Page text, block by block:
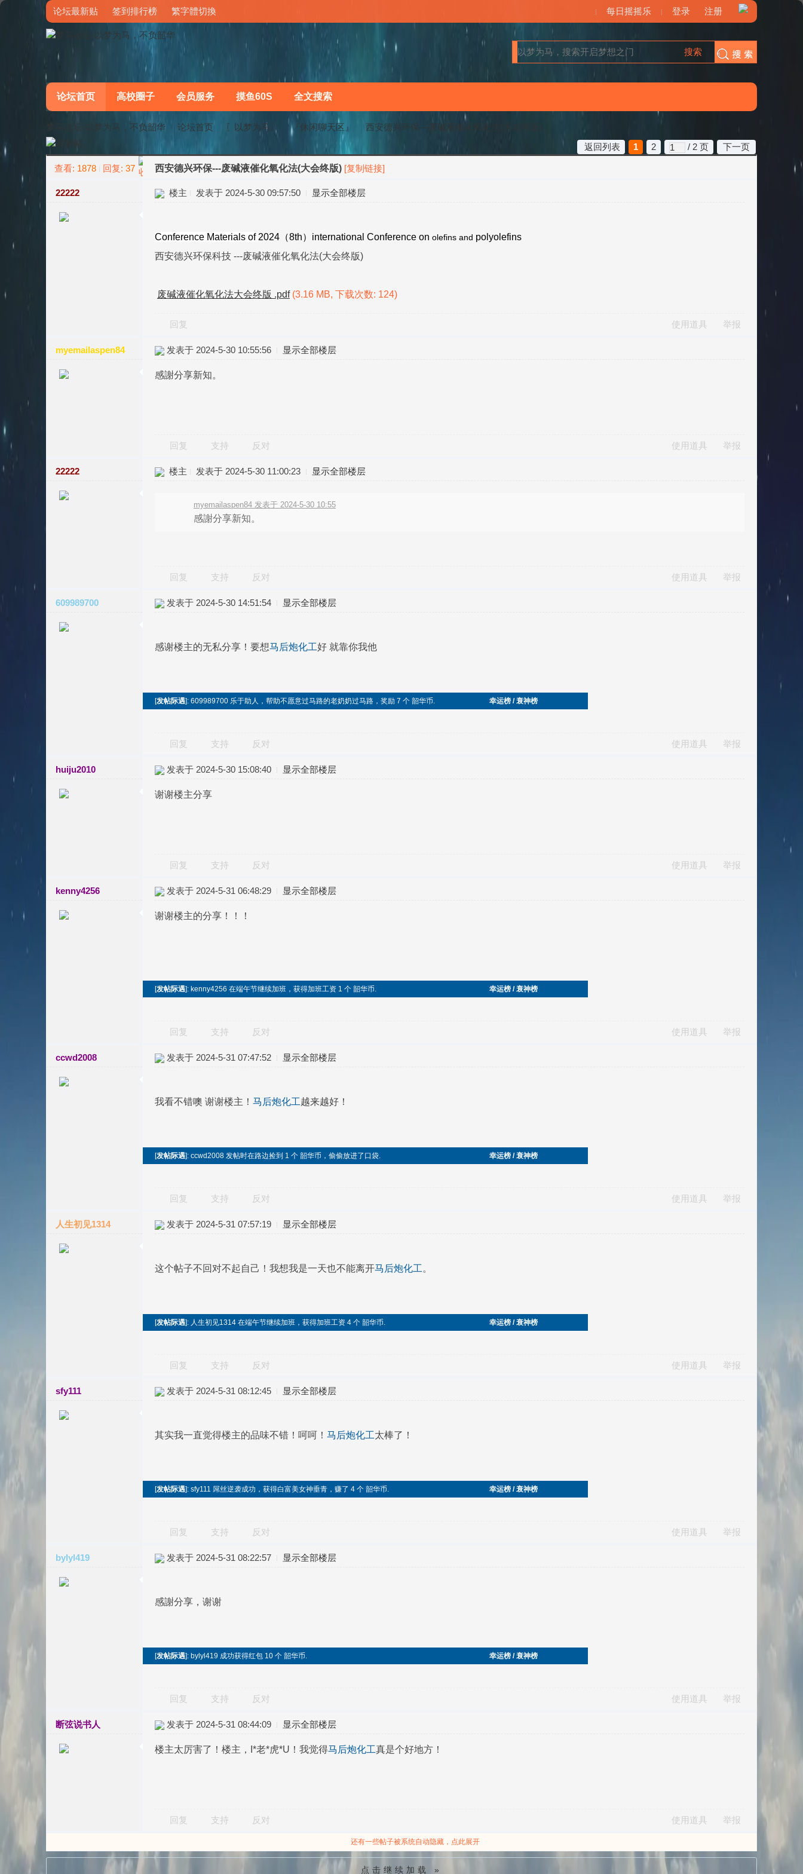
论坛最新贴 签到排行榜 繁字體切換 每日摇摇乐 登录 注册
搜索
论坛首页 高校圈子 会员服务 摸鱼60S 全文搜索
梦马论坛-以梦为马，不负韶华 论坛首页 〖以梦为马〗 『休闲聊天区』
西安德兴环保---废碱液催化氧化法(大会终版)
1
2 / 2 页 下一页
返回列表
查看: 1878 回复: 37 西安德兴环保---废碱液催化氧化法(大会终版) [复制链接]
22222 楼主 发表于 2024-5-30 09:57:50 显示全部楼层
Conference Materials of 2024（8th） international Conference on olefins and polyolefins
西安德兴环保科技 ---废碱液催化氧化法(大会终版)
废碱液催化氧化法大会终版 .pdf (3.16 MB, 下载次数: 124)
回复 使用道具 举报
myemailaspen84 发表于 2024-5-30 10:55:56 显示全部楼层
感謝分享新知。
回复 支持 反对 使用道具 举报
22222 楼主 发表于 2024-5-30 11:00:23 显示全部楼层
myemailaspen84 发表于 2024-5-30 10:55
感謝分享新知。
回复 支持 反对 使用道具 举报
609989700 发表于 2024-5-30 14:51:54 显示全部楼层
感谢楼主的无私分享！要想马后炮化工好 就靠你我他
[发帖际遇]: 609989700 乐于助人，帮助不愿意过马路的老奶奶过马路，奖励 7 个 韶华币. 幸运榜 / 衰神榜
回复 支持 反对 使用道具 举报
huiju2010 发表于 2024-5-30 15:08:40 显示全部楼层
谢谢楼主分享
回复 支持 反对 使用道具 举报
kenny4256 发表于 2024-5-31 06:48:29 显示全部楼层
谢谢楼主的分享！！！
[发帖际遇]: kenny4256 在端午节继续加班，获得加班工资 1 个 韶华币. 幸运榜 / 衰神榜
回复 支持 反对 使用道具 举报
ccwd2008 发表于 2024-5-31 07:47:52 显示全部楼层
我看不错噢 谢谢楼主！ 马后炮化工越来越好！
[发帖际遇]: ccwd2008 发帖时在路边捡到 1 个 韶华币，偷偷放进了口袋. 幸运榜 / 衰神榜
回复 支持 反对 使用道具 举报
人生初见1314 发表于 2024-5-31 07:57:19 显示全部楼层
这个帖子不回对不起自己！我想我是一天也不能离开马后炮化工。
[发帖际遇]: 人生初见1314 在端午节继续加班，获得加班工资 4 个 韶华币. 幸运榜 / 衰神榜
回复 支持 反对 使用道具 举报
sfy111 发表于 2024-5-31 08:12:45 显示全部楼层
其实我一直觉得楼主的品味不错！呵呵！ 马后炮化工太棒了！
[发帖际遇]: sfy111 屌丝逆袭成功，获得白富美女神垂青，赚了 4 个 韶华币. 幸运榜 / 衰神榜
回复 支持 反对 使用道具 举报
bylyl419 发表于 2024-5-31 08:22:57 显示全部楼层
感謝分享，谢谢
[发帖际遇]: bylyl419 成功获得红包 10 个 韶华币. 幸运榜 / 衰神榜
回复 支持 反对 使用道具 举报
断弦说书人 发表于 2024-5-31 08:44:09 显示全部楼层
楼主太厉害了！楼主，I*老*虎*U！我觉得马后炮化工真是个好地方！
回复 支持 反对 使用道具 举报
还有一些帖子被系统自动隐藏，点此展开
点击继续加载 »